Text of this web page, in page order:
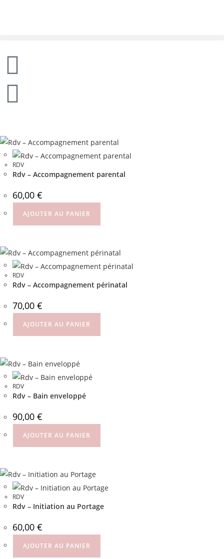
RDV
Rdv – Accompagnement parental
60,00 €
AJOUTER AU PANIER
RDV
Rdv – Accompagnement périnatal
70,00 €
AJOUTER AU PANIER
RDV
Rdv – Bain enveloppé
90,00 €
AJOUTER AU PANIER
RDV
Rdv – Initiation au Portage
60,00 €
AJOUTER AU PANIER